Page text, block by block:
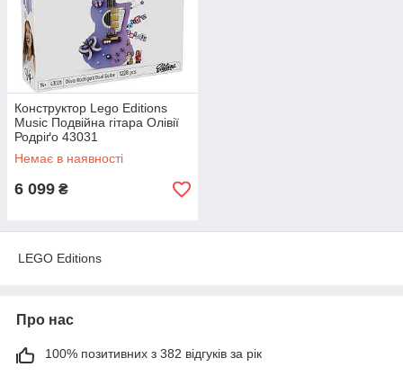
Конструктор Lego Editions
Music Подвійна гітара Олівії
Родріґо 43031
Немає в наявності
6 099 ₴
LEGO Editions
Про нас
100% позитивних з 382 відгуків за рік